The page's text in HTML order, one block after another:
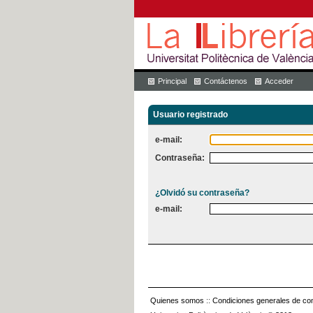
Principal Contáctenos Acceder
Usuario registrado
e-mail:
Contraseña:
¿Olvidó su contraseña?
e-mail:
Quienes somos :: Condiciones generales de